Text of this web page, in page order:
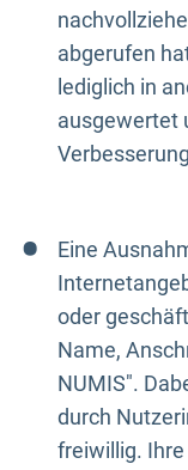
abgerufen
lediglich in
ausgewertet
Eine
oder
Name,
NUMIS".
durch
freiwillig.